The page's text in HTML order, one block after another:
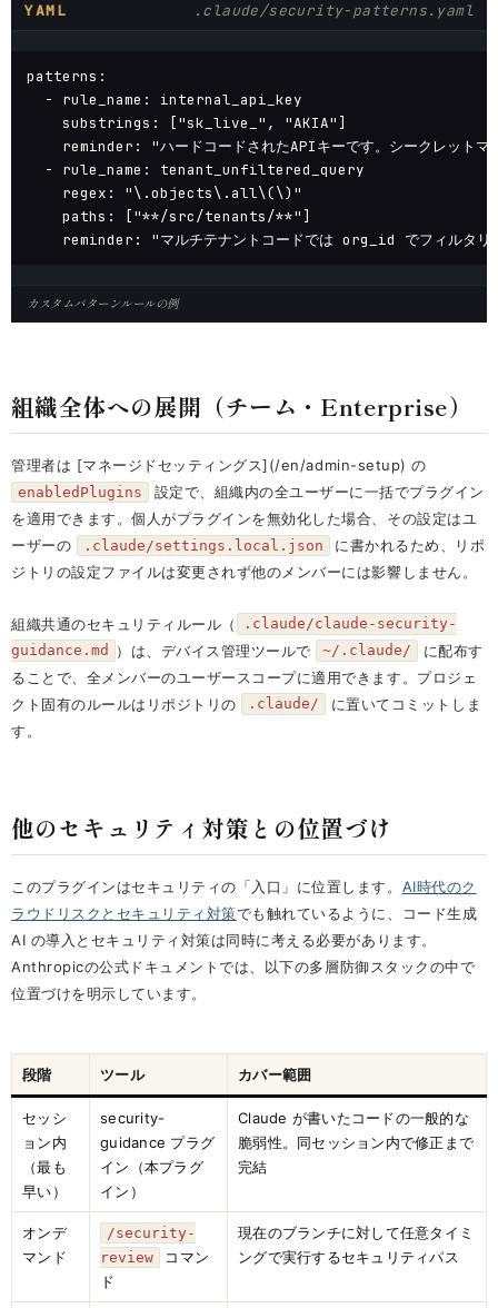
YAML .claude/security-patterns.yaml
patterns:
  - rule_name: internal_api_key
    substrings: ["sk_live_", "AKIA"]
reminder: "ハードコードされたAPIキーです。シークレットマ
  - rule_name: tenant_unfiltered_query
    regex: "\.objects\.all\(\)"
    paths: ["**/src/tenants/**"]
reminder: "マルチテナントコードでは org_id でフィルタリ
カスタムパターンルールの例
組織全体への展開（チーム・Enterprise）
管理者は [マネージドセッティングス](/en/admin-setup) の
enabledPlugins
設定で、組織内の全ユーザーに一括でプラグイン
を適用できます。個人がプラグインを無効化した場合、その設定はユ
ーザーの
.claude/settings.local.json
に書かれるため、リポ
ジトリの設定ファイルは変更されず他のメンバーには影響しません。
組織共通のセキュリティルール（
.claude/claude-security-
guidance.md
）は、デバイス管理ツールで ~/.claude/
に配布す
ることで、全メンバーのユーザースコープに適用できます。プロジェ
クト固有のルールはリポジトリの
.claude/
に置いてコミットしま
す。
他のセキュリティ対策との位置づけ
このプラグインはセキュリティの「入口」に位置します。 AI時代のク
ラウドリスクとセキュリティ対策でも触れているように、コード生成
AI の導入とセキュリティ対策は同時に考える必要があります。
Anthropicの公式ドキュメントでは、以下の多層防御スタックの中で
位置づけを明示しています。
段階 ツール カバー範囲
セッシ
ョン内
（最も
早い）
security-
guidance プラグ
イン（本プラグ
イン）
Claude が書いたコードの一般的な
脆弱性。同セッション内で修正まで
完結
オンデ
マンド
/security-
review
コマン
ド
現在のブランチに対して任意タイミ
ングで実行するセキュリティパス